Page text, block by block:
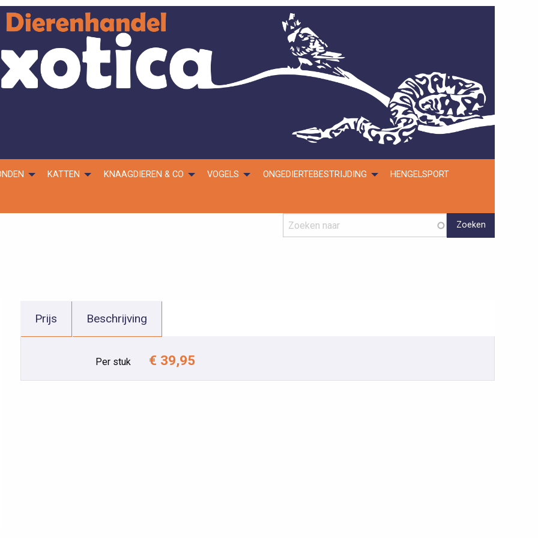
KATTEN KNAAGDIEREN & CO VOGELS ONGEDIERTEBESTRIJDING HENGELSPORT
Prijs Beschrijving
Per stuk € 39,95